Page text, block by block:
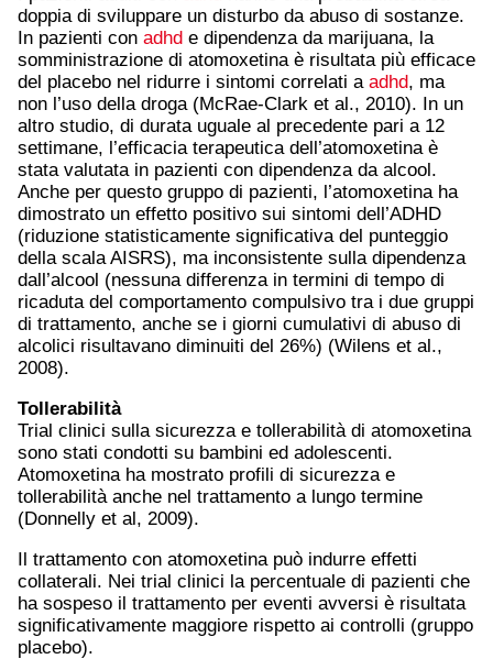
doppia di sviluppare un disturbo da abuso di sostanze.
In pazienti con adhd e dipendenza da marijuana, la
somministrazione di atomoxetina è risultata più efficace
del placebo nel ridurre i sintomi correlati a adhd, ma
non l’uso della droga (McRae-Clark et al., 2010). In un
altro studio, di durata uguale al precedente pari a 12
settimane, l’efficacia terapeutica dell’atomoxetina è
stata valutata in pazienti con dipendenza da alcool.
Anche per questo gruppo di pazienti, l’atomoxetina ha
dimostrato un effetto positivo sui sintomi dell’ADHD
(riduzione statisticamente significativa del punteggio
della scala AISRS), ma inconsistente sulla dipendenza
dall’alcool (nessuna differenza in termini di tempo di
ricaduta del comportamento compulsivo tra i due gruppi
di trattamento, anche se i giorni cumulativi di abuso di
alcolici risultavano diminuiti del 26%) (Wilens et al.,
2008).
Tollerabilità
Trial clinici sulla sicurezza e tollerabilità di atomoxetina
sono stati condotti su bambini ed adolescenti.
Atomoxetina ha mostrato profili di sicurezza e
tollerabilità anche nel trattamento a lungo termine
(Donnelly et al, 2009).
Il trattamento con atomoxetina può indurre effetti
collaterali. Nei trial clinici la percentuale di pazienti che
ha sospeso il trattamento per eventi avversi è risultata
significativamente maggiore rispetto ai controlli (gruppo
placebo).